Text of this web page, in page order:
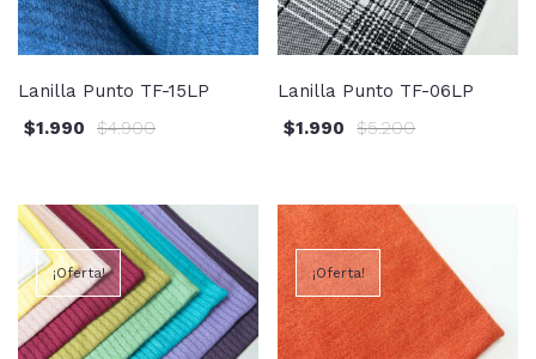
Lanilla Punto TF-15LP
$4.900
$1.990
Lanilla Punto TF-06LP
$5.200
$1.990
¡Oferta! ¡Oferta!